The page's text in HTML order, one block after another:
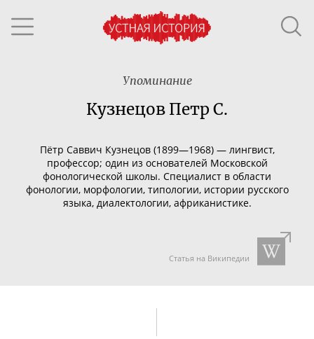
Упоминание
Кузнецов Петр С.
Пётр Саввич Кузнецов (1899—1968) — лингвист,
профессор; один из основателей Московской
фонологической школы. Специалист в области
фонологии, морфологии, типологии, истории русского
языка, диалектологии, африканистике.
Статья на Википедии